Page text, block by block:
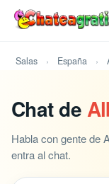
Salas España
Chat de
Habla con gente de
entra al chat.